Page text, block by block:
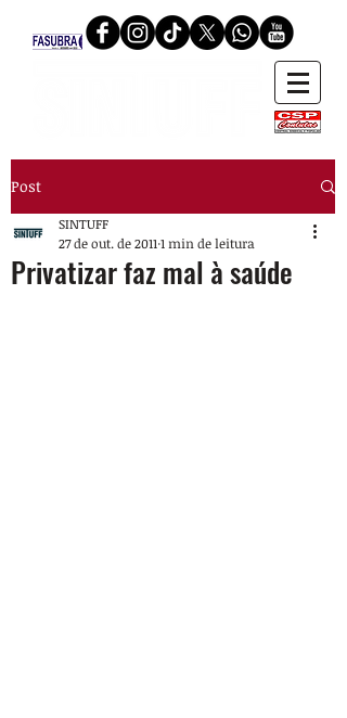
Post
Privatizar faz mal à saúde
SINTUFF
27 de out. de 2011 1 min de leitura